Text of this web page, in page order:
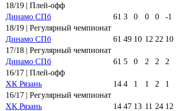
18/19 | Плей-офф
Динамо СПб
61 3 0 0 0 -1
18/19 | Регулярный чемпионат
Динамо СПб
61 49 10 12 22 10
17/18 | Регулярный чемпионат
Динамо СПб
61 5 0 2 2 2
16/17 | Плей-офф
ХК Рязань
14 4 1 1 2 1
16/17 | Регулярный чемпионат
ХК Рязань
14 47 13 11 24 12